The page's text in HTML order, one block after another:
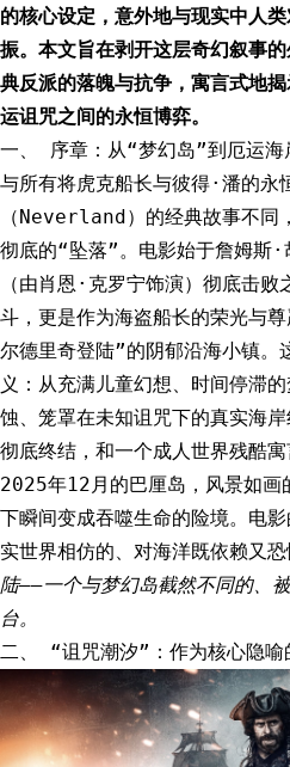
的核心设定，意外地与现实中人
振。本文旨在剥开这层奇幻叙事
典反派的落魄与抗争，寓言式地
运诅咒之间的永恒博弈。
一、 序章：从“梦幻岛”到厄运海
与所有将虎克船长与彼得·潘的永
（Neverland）的经典故事不同
彻底的“坠落”。电影始于詹姆斯
（由肖恩·克罗宁饰演）彻底击
斗，更是作为海盗船长的荣光与
尔德里奇登陆”的阴郁沿海小镇。
义：从充满儿童幻想、时间停滞
蚀、笼罩在未知诅咒下的真实海
彻底终结，和一个成人世界残酷
2025年12月的巴厘岛，风景如
下瞬间变成吞噬生命的险境。电
实世界相仿的、对海洋既依赖又恐
陆——一个与梦幻岛截然不同的、
台。
二、 “诅咒潮汐”：作为核心隐喻